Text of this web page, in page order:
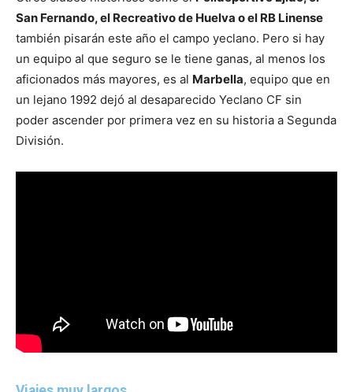
San Fernando, el Recreativo de Huelva o el RB Linense
también pisarán este año el campo yeclano. Pero si hay
un equipo al que seguro se le tiene ganas, al menos los
aficionados más mayores, es al Marbella, equipo que en
un lejano 1992 dejó al desaparecido Yeclano CF sin
poder ascender por primera vez en su historia a Segunda
División.